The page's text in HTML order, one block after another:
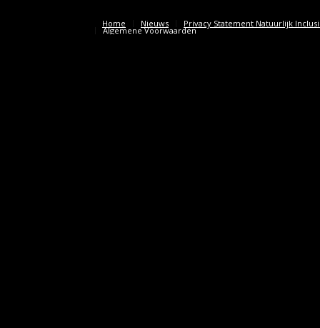
Home Nieuws Privacy Statement Natuurlijk
Algemene Voorwaarden